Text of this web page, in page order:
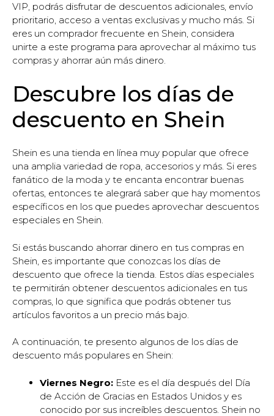
VIP, podrás disfrutar de descuentos adicionales, envío
prioritario, acceso a ventas exclusivas y mucho más. Si
eres un comprador frecuente en Shein, considera
unirte a este programa para aprovechar al máximo tus
compras y ahorrar aún más dinero.
Descubre los días de
descuento en Shein
Shein es una tienda en línea muy popular que ofrece
una amplia variedad de ropa, accesorios y más. Si eres
fanático de la moda y te encanta encontrar buenas
ofertas, entonces te alegrará saber que hay momentos
específicos en los que puedes aprovechar descuentos
especiales en Shein.
Si estás buscando ahorrar dinero en tus compras en
Shein, es importante que conozcas los días de
descuento que ofrece la tienda. Estos días especiales
te permitirán obtener descuentos adicionales en tus
compras, lo que significa que podrás obtener tus
artículos favoritos a un precio más bajo.
A continuación, te presento algunos de los días de
descuento más populares en Shein:
Viernes Negro: Este es el día después del Día
de Acción de Gracias en Estados Unidos y es
conocido por sus increíbles descuentos. Shein no